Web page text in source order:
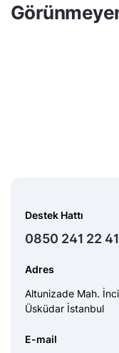
Destek Hattı
0850 241 22 41
Adres
Altunizade Mah.
Üsküdar İstanbul
E-mail